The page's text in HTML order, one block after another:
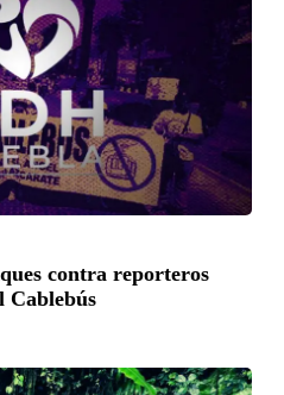
contra reporteros
Cablebús